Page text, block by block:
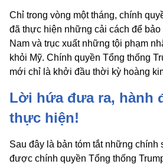
Chỉ trong vòng một tháng, chính
đã thực hiện những cải cách để
Nam và trục xuất những tội phạm
khỏi Mỹ. Chính quyền Tổng thống
mới chỉ là khởi đầu thời kỳ hoàng
Lời hứa đưa ra, hành
thực hiện!
Sau đây là bản tóm tắt những chính
được chính quyền Tổng thống